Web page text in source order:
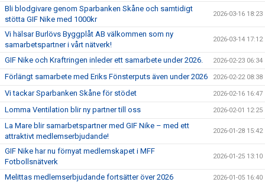
Bli blodgivare genom Sparbanken Skåne och samtidigt
stötta GIF Nike med 1000kr
2026-03-16 18:23
Vi hälsar Burlövs Byggplåt AB välkommen som ny
samarbetspartner i vårt nätverk!
2026-03-14 17:12
GIF Nike och Kraftringen inleder ett samarbete under 2026. 2026-02-23 06:34
Förlängt samarbete med Eriks Fönsterputs även under 2026 2026-02-22 08:38
Vi tackar Sparbanken Skåne för stödet 2026-02-16 16:47
Lomma Ventilation blir ny partner till oss 2026-02-01 12:25
La Mare blir samarbetspartner med GIF Nike – med ett
attraktivt medlemserbjudande!
2026-01-28 15:42
GIF Nike har nu förnyat medlemskapet i MFF
Fotbollsnätverk
2026-01-25 13:10
Melittas medlemserbjudande fortsätter över 2026 2026-01-05 16:40